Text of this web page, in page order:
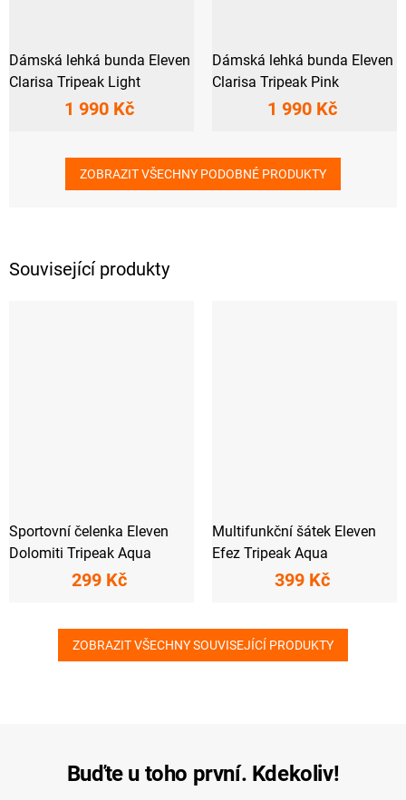
Související produkty
Sportovní čelenka Eleven
Dolomiti Tripeak Aqua
299 Kč
Multifunkční šátek Eleven
Efez Tripeak Aqua
399 Kč
ZOBRAZIT VŠECHNY SOUVISEJÍCÍ PRODUKTY
Dámská lehká bunda Eleven
Clarisa Tripeak Light
1 990 Kč
Dámská lehká bunda Eleven
Clarisa Tripeak Pink
1 990 Kč
ZOBRAZIT VŠECHNY PODOBNÉ PRODUKTY
Buďte u toho první. Kdekoliv!